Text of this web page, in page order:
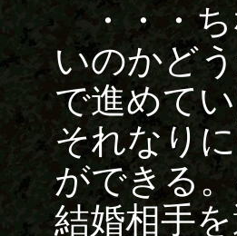
・・・ち
いのかど
で進めて
それなり
ができる
結婚相手